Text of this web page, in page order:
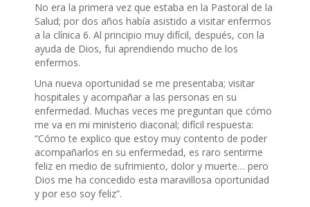
No era la primera vez que estaba en la Pastoral de la
Salud; por dos años había asistido a visitar enfermos
a la clínica 6. Al principio muy difícil, después, con la
ayuda de Dios, fui aprendiendo mucho de los
enfermos.
Una nueva oportunidad se me presentaba; visitar
hospitales y acompañar a las personas en su
enfermedad. Muchas veces me preguntan que cómo
me va en mi ministerio diaconal; difícil respuesta:
“Cómo te explico que estoy muy contento de poder
acompañarlos en su enfermedad, es raro sentirme
feliz en medio de sufrimiento, dolor y muerte… pero
Dios me ha concedido esta maravillosa oportunidad
y por eso soy feliz”.